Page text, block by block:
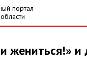
портал
жениться!» и